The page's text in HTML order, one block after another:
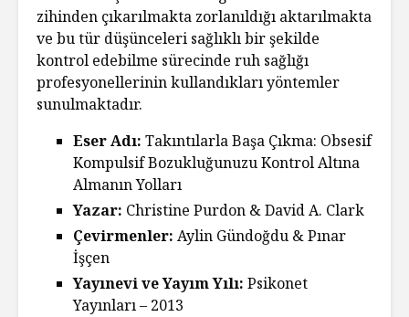
zihinden çıkarılmakta zorlanıldığı aktarılmakta
ve bu tür düşünceleri sağlıklı bir şekilde
kontrol edebilme sürecinde ruh sağlığı
profesyonellerinin kullandıkları yöntemler
sunulmaktadır.
Eser Adı: Takıntılarla Başa Çıkma: Obsesif
Kompulsif Bozukluğunuzu Kontrol Altına
Almanın Yolları
Yazar: Christine Purdon & David A. Clark
Çevirmenler: Aylin Gündoğdu & Pınar
İşçen
Yayınevi ve Yayım Yılı: Psikonet
Yayınları – 2013